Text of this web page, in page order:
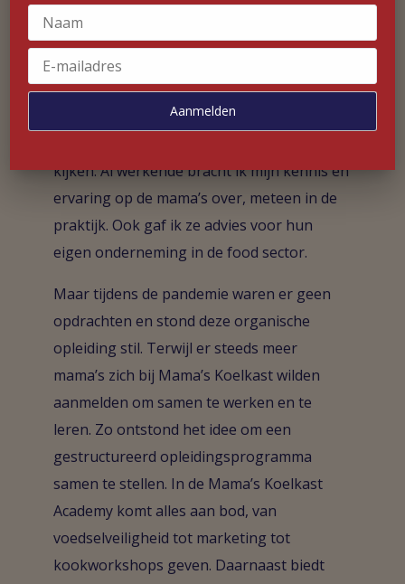
steeds meer enthousiaste klanten ons te
vinden. Om te voldoen aan de vraag en op
steeds grotere schaal mama’s gerechten te
kunnen serveren, ben ik begonnen met het
opleiden van de kokende moeders. Bij
kijken. Al werkende bracht ik mijn kennis en
ervaring op de mama’s over, meteen in de
praktijk. Ook gaf ik ze advies voor hun
eigen onderneming in de food sector.
Maar tijdens de pandemie waren er geen
opdrachten en stond deze organische
opleiding stil. Terwijl er steeds meer
mama’s zich bij Mama’s Koelkast wilden
aanmelden om samen te werken en te
leren. Zo ontstond het idee om een
gestructureerd opleidingsprogramma
samen te stellen. In de Mama’s Koelkast
Academy komt alles aan bod, van
voedselveiligheid tot marketing tot
kookworkshops geven. Daarnaast biedt